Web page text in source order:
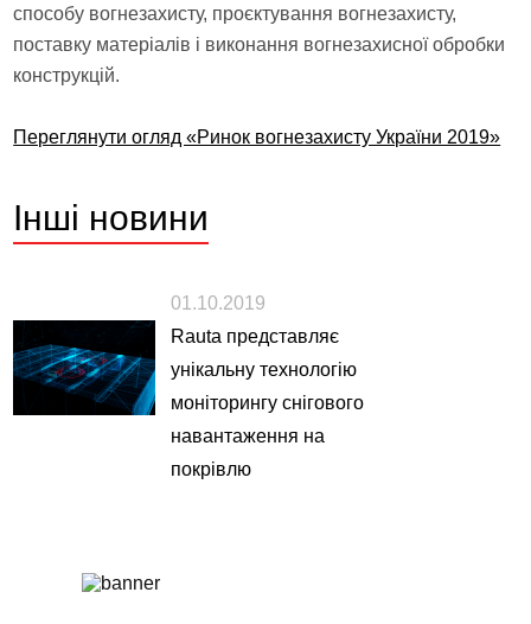
способу вогнезахисту, проєктування вогнезахисту,
поставку матеріалів і виконання вогнезахисної обробки
конструкцій.
Переглянути огляд «Ринок вогнезахисту України 2019»
Інші новини
01.10.2019
Rauta представляє
унікальну технологію
моніторингу снігового
навантаження на
покрівлю